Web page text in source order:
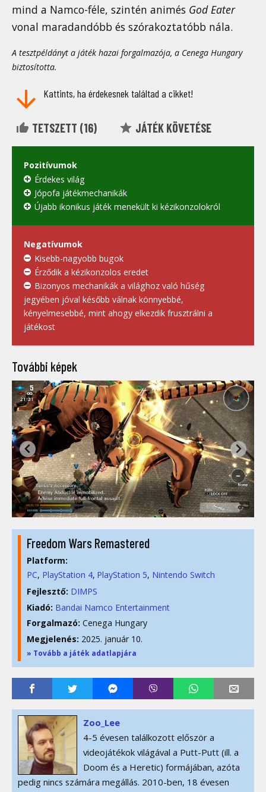
mind a Namco-féle, szintén animés God Eater
vonal maradandóbb és szórakoztatóbb nála.
A tesztpéldányt a játék hazai forgalmazója, a Cenega Hungary
biztosította.
Kattints, ha érdekesnek találtad a cikket!
TETSZETT (16) JÁTÉK KÖVETÉSE
Pozitívumok
Érdekes világ
Jópofa játékmechanikák
Újabb ikonikus játék menekült ki kézikonzolokról
Negatívumok
Kisebb-nagyobb bugok
Érződik a kézikonzolos eredet
Bizonyos mechanikák a világhoz való hűség
jegyében jóval később válnak könnyebbé,
kényelmesebbé, mint ahogy elkezdik frusztrálni a
játékost
További képek
Freedom Wars Remastered
Platform:
PC PlayStation 4 PlayStation 5 Nintendo Switch
Fejlesztő: DIMPS
Kiadó: Bandai Namco Entertainment
Forgalmazó: Cenega Hungary
Megjelenés: 2025. január 10.
» Tovább a játék adatlapjára
Zoo_Lee
4-5 évesen találkozott először a
videojátékok világával a Putt-Putt (ill. a
Doom és a Heretic) formájában, azóta
pedig nincs számára megállás. 2010-ben, 18 évesen